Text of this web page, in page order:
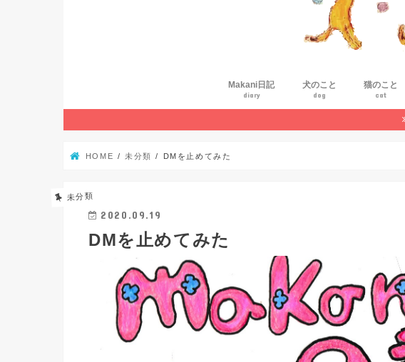
Makani日記
diary
犬のこと
dog
猫のこと
cat
HOME 未分類 DMを止めてみた
未分類
2020.09.19
DMを止めてみた